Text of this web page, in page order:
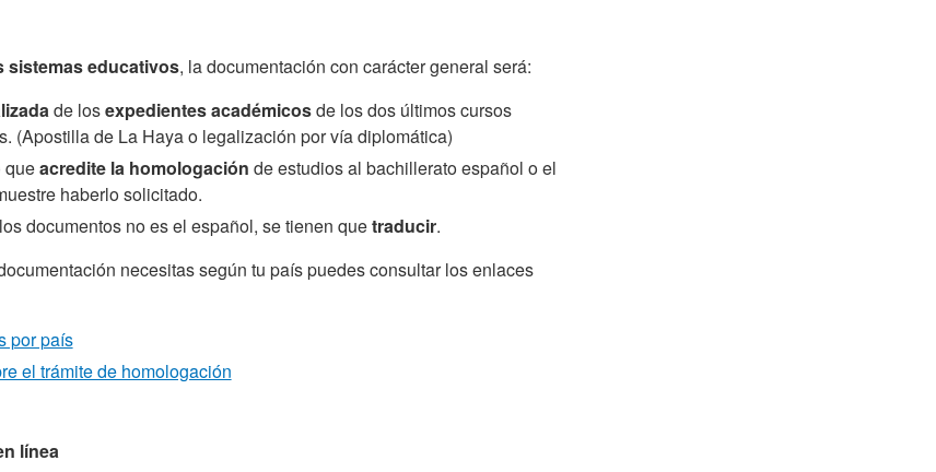
sistemas educativos, la documentación con carácter general será:
de losexpedientes académicosde los dos últimos cursos
(Apostilla de La Haya o legalización por vía diplomática)
queacredite la homologación de estudios al bachillerato español o el
haberlo solicitado.
documentos no es el español, se tienen quetraducir.
necesitas según tu país puedes consultar los enlaces
por país
el trámite de homologación
línea